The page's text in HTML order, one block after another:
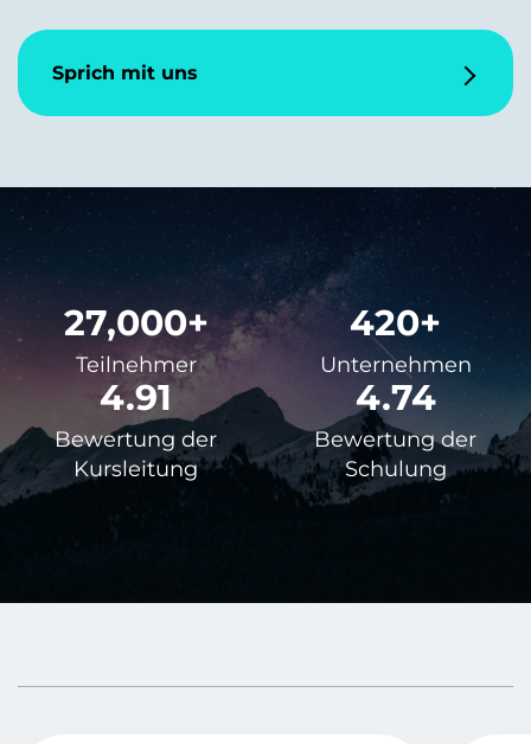
Sprich mit uns
27,000+
Teilnehmer
420+
Unternehmen
4.91
Bewertung der
Kursleitung
4.74
Bewertung der
Schulung